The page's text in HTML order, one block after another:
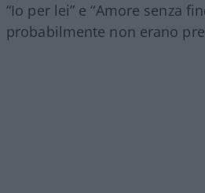
“Io per lei” e “Amore senza
probabilmente non erano